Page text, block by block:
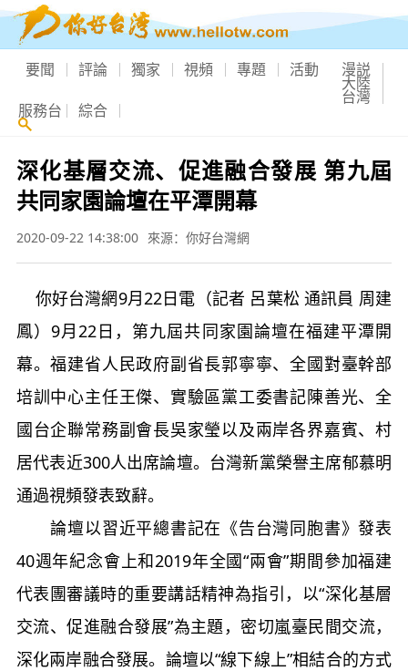
要聞 評論 獨家 視頻 專題 活動 漫説
大陸
台灣
服務台 綜合
深化基層交流、促進融合發展 第九屆
共同家園論壇在平潭開幕
2020-09-22 14:38:00 來源：你好台灣網
你好台灣網9月22日電（記者 呂葉松 通訊員 周建
鳳） 9月22日，第九屆共同家園論壇在福建平潭開
幕。福建省人民政府副省長郭寧寧、全國對臺幹部
培訓中心主任王傑、實驗區黨工委書記陳善光、全
國台企聯常務副會長吳家瑩以及兩岸各界嘉賓、村
居代表近300人出席論壇。台灣新黨榮譽主席郁慕明
通過視頻發表致辭。
論壇以習近平總書記在《告台灣同胞書》發表
40週年紀念會上和2019年全國“兩會”期間參加福建
代表團審議時的重要講話精神為指引，以“深化基層
交流、促進融合發展”為主題，密切嵐臺民間交流，
深化兩岸融合發展。論壇以“線下線上”相結合的方式